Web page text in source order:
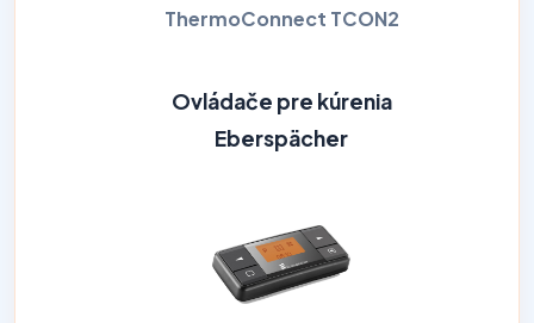
ThermoConnect TCON2
Ovládače pre kúrenia
Eberspächer